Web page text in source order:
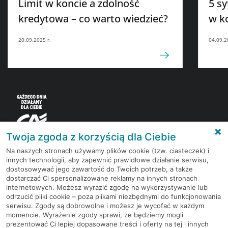
Limit w koncie a zdolność
kredytowa – co warto wiedzieć?
20.09.2025 r.
5
w
Korzystaj z bezpłatnych materiałów, które
przygotowują eksperci rynku finansowego.
Dołącz do grona subskrybentów Newslettera i bądź
na bieżąco z nowościami i promocjami
Twoja zgoda z korzyścią dla Ciebie
Na naszych stronach używamy plików cookie (tzw. ciasteczek) i
innych technologii, aby zapewnić prawidłowe działanie serwisu,
dostosowywać jego zawartość do Twoich potrzeb, a także
dostarczać Ci spersonalizowane reklamy na innych stronach
internetowych. Możesz wyrazić zgodę na wykorzystywanie lub
odrzucić pliki cookie – poza plikami niezbędnymi do funkcjonowania
serwisu. Zgody są dobrowolne i możesz je wycofać w każdym
momencie. Wyrażenie zgody sprawi, że będziemy mogli
prezentować Ci lepiej dopasowane treści i oferty na tej i innych